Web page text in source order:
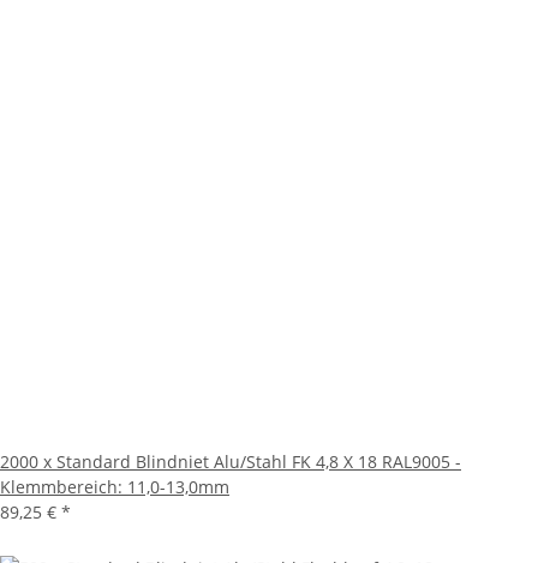
2000 x Standard Blindniet Alu/Stahl FK 4,8 X 18 RAL9005 -
Klemmbereich: 11,0-13,0mm
89,25 € *